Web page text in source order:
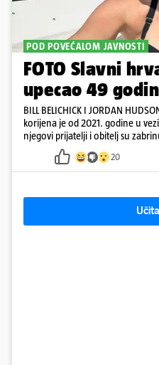
POD POVEĆALOM JAVNOSTI
FOTO Slavni
upecao 49
BILL BELICHICK I JORDAN
korijena je od 2021. godine u
njegovi prijatelji i obitelj su
kontrolira
20